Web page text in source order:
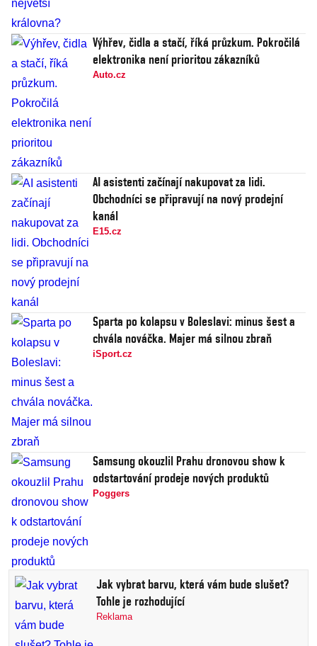
Výhřev, čidla a stačí, říká průzkum. Pokročilá
elektronika není prioritou zákazníků
Auto.cz
AI asistenti začínají nakupovat za lidi.
Obchodníci se připravují na nový prodejní
kanál
E15.cz
Sparta po kolapsu v Boleslavi: minus šest a
chvála nováčka. Majer má silnou zbraň
iSport.cz
Samsung okouzlil Prahu dronovou show k
odstartování prodeje nových produktů
Poggers
Jak vybrat barvu, která vám bude slušet?
Tohle je rozhodující
Reklama